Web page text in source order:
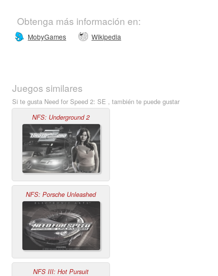
Obtenga más información en:
MobyGames Wikipedia
Juegos similares
Si te gusta Need for Speed 2: SE , también te puede gustar
NFS: Underground 2
NFS: Porsche Unleashed
NFS III: Hot Pursuit